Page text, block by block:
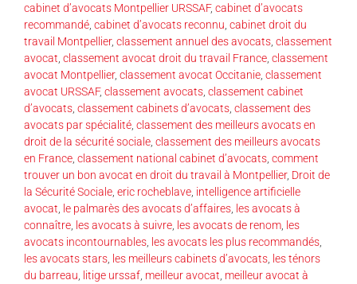
cabinet d’avocats Montpellier URSSAF, cabinet d’avocats
recommandé cabinet d’avocats reconnu cabinet droit du
travail Montpellier, classement annuel des avocats classement
avocat classement avocat droit du travail France classement
avocat Montpellier, classement avocat Occitanie classement
avocat URSSAF, classement avocats classement cabinet
d’avocats classement cabinets d’avocats classement des
avocats par spécialité classement des meilleurs avocats en
droit de la sécurité sociale classement des meilleurs avocats
en France classement national cabinet d’avocats comment
trouver un bon avocat en droit du travail à Montpellier, Droit de
la Sécurité Sociale eric rocheblave intelligence artificielle
avocat le palmarès des avocats d’affaires les avocats à
connaître les avocats à suivre les avocats de renom les
avocats incontournables les avocats les plus recommandés
les avocats stars les meilleurs cabinets d’avocats les ténors
du barreau litige urssaf meilleur avocat meilleur avocat à